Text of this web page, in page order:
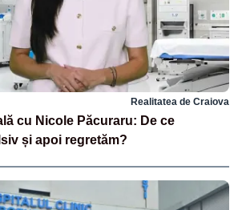
Realitatea de Craiova
cu Nicole Păcuraru: De ce
și apoi regretăm?